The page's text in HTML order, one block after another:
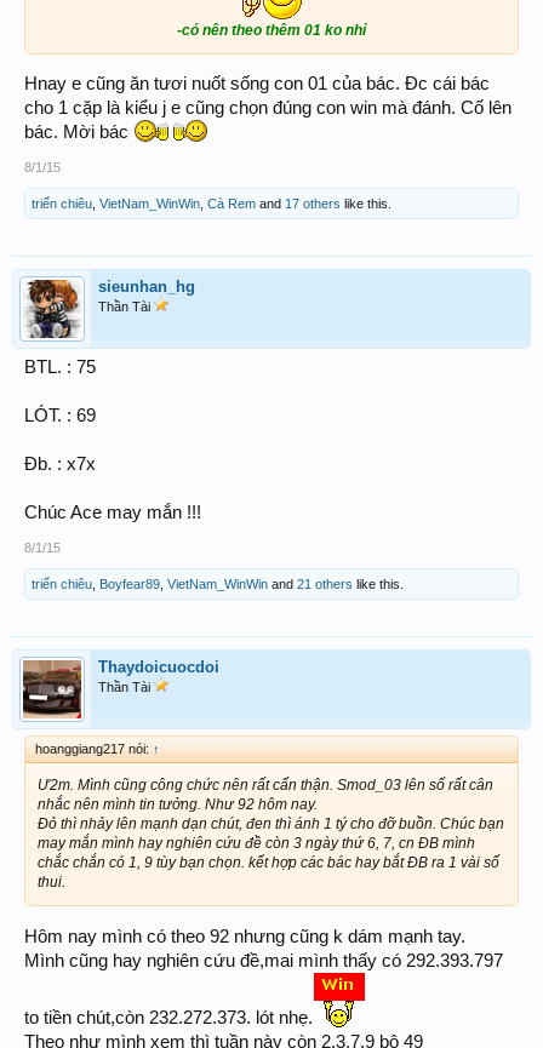
-có nên theo thêm 01 ko nhỉ
Hnay e cũng ăn tươi nuốt sống con 01 của bác. Đc cái bác
cho 1 cặp là kiểu j e cũng chọn đúng con win mà đánh. Cố lên
bác. Mời bác
8/1/15
triển chiêu VietNam_WinWin Cà Rem and 17 others like this.
sieunhan_hg
Thần Tài
BTL. : 75
LÓT. : 69
Đb. : x7x
Chúc Ace may mắn !!!
8/1/15
triển chiêu Boyfear89 VietNam_WinWin and 21 others like this.
Thaydoicuocdoi
Thần Tài
hoanggiang217 nói: ↑
Ư2m. Mình cũng công chức nên rất cẩn thận. Smod_03 lên số rất cân
nhắc nên mình tin tưởng. Như 92 hôm nay.
Đỏ thì nhảy lên mạnh dạn chút, đen thì ánh 1 tý cho đỡ buồn. Chúc bạn
may mắn mình hay nghiên cứu đề còn 3 ngày thứ 6, 7, cn ĐB mình
chắc chắn có 1, 9 tùy bạn chọn. kết hợp các bác hay bắt ĐB ra 1 vài số
thui.
Hôm nay mình có theo 92 nhưng cũng k dám mạnh tay.
Mình cũng hay nghiên cứu đề,mai mình thấy có 292.393.797
to tiền chút,còn 232.272.373. lót nhẹ.
Theo như mình xem thì tuần này còn 2.3.7.9 bộ 49